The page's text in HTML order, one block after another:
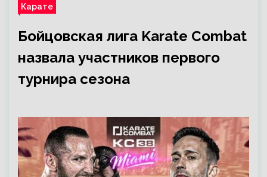
Карате
Бойцовская лига Karate Combat
назвала участников первого
турнира сезона